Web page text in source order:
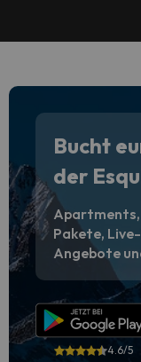
Bucht
der
Apartments,
Pakete,
Angebote
4.6/5